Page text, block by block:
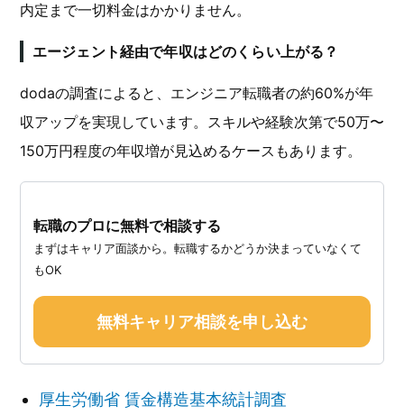
内定まで一切料金はかかりません。
エージェント経由で年収はどのくらい上がる？
dodaの調査によると、エンジニア転職者の約60%が年
収アップを実現しています。スキルや経験次第で50万〜
150万円程度の年収増が見込めるケースもあります。
転職のプロに無料で相談する
まずはキャリア面談から。転職するかどうか決まっていなくて
もOK
無料キャリア相談を申し込む
厚生労働省 賃金構造基本統計調査